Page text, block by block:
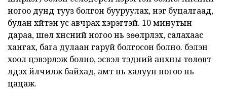
ногоо дунд тууз болгон бууруулах, нэг буцалгаад,
булан хүйтэн ус авчрах хэрэгтэй. 10 минутын
дараа, шөл хүнсний ногоо нь зөөлрүүлэх, салахаас
хангах, бага дулаан гаруй болгосон болно. бэлэн
хоол цэвэрлэж болно, эсвэл тэдний анхны төлөвт
үлдэх үйлчилж байхад, амт нь халуун ногоо нь
цацаж.